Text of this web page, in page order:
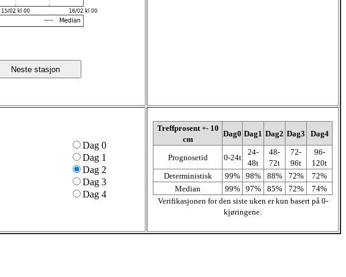
Neste stasjon
Dag 0
Dag 1
Dag 2
Dag 3
Dag 4
Treffprosent +- 10
cm
Dag0 Dag1 Dag2 Dag3 Dag4
Prognosetid 0-24t
24-
48t
48-
72t
72-
96t
96-
120t
Deterministisk
99% 98% 88% 72%
72%
Median
99% 97% 85% 72%
74%
Verifikasjonen for den siste uken er kun basert på 0-
kjøringene.